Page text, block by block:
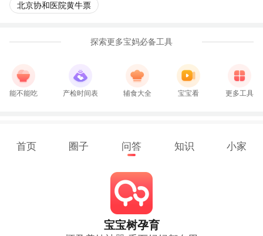
北京协和医院黄牛票
探索更多宝妈必备工具
能不能吃 产检时间表 辅食大全 宝宝看 更多工具
首页 圈子 问答 知识 小家
宝宝树孕育